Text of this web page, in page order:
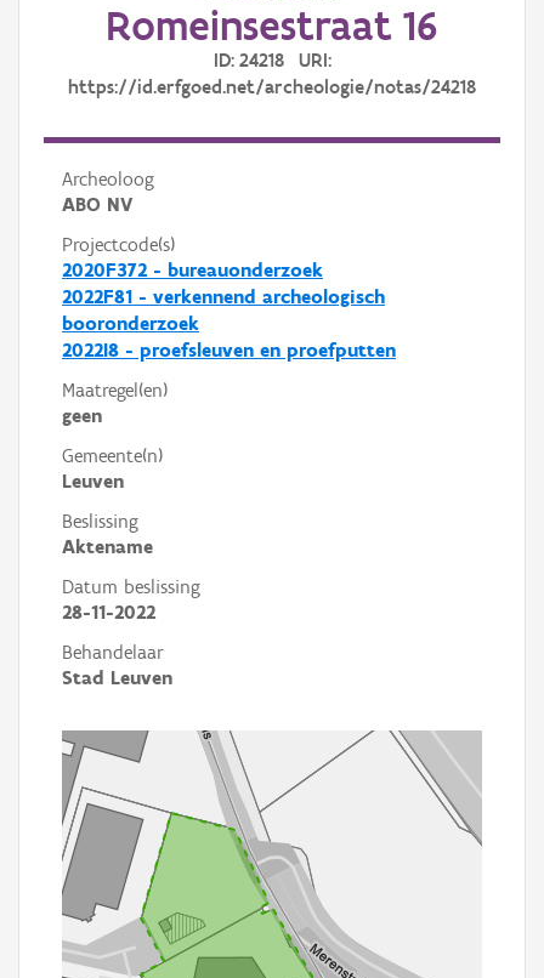
Romeinsestraat 16
ID: 24218 URI:
https://id.erfgoed.net/archeologie/notas/24218
Archeoloog
ABO NV
Projectcode(s)
2020F372 - bureauonderzoek
2022F81 - verkennend archeologisch
booronderzoek
2022I8 - proefsleuven en proefputten
Maatregel(en)
geen
Gemeente(n)
Leuven
Beslissing
Aktename
Datum beslissing
28-11-2022
Behandelaar
Stad Leuven